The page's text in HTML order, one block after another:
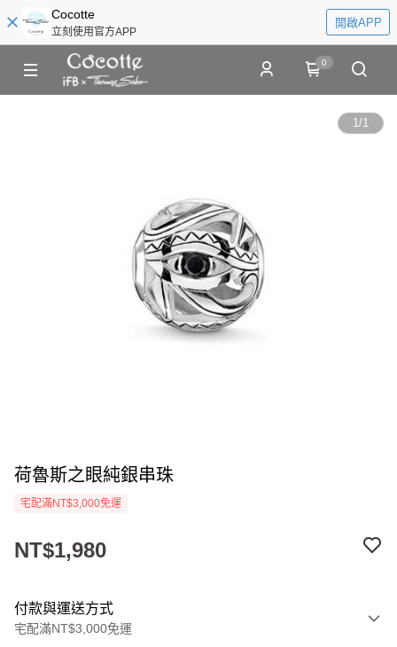
Cocotte
立刻使用官方APP
開啟APP
0
1/1
荷魯斯之眼純銀串珠
宅配滿NT$3,000免運
NT$1,980
付款與運送方式
宅配滿NT$3,000免運